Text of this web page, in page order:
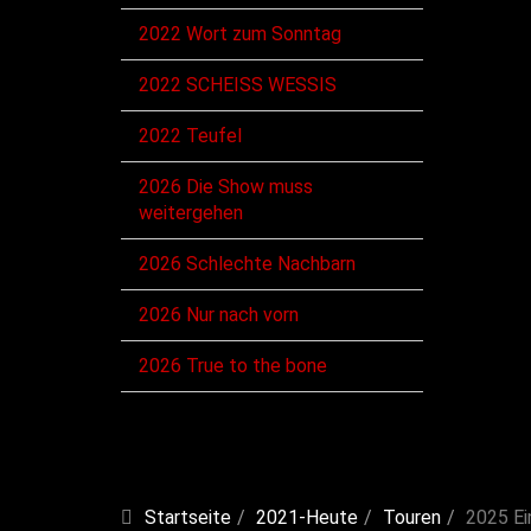
2022 Wort zum Sonntag
2022 SCHEISS WESSIS
2022 Teufel
2026 Die Show muss
weitergehen
2026 Schlechte Nachbarn
2026 Nur nach vorn
2026 True to the bone
Startseite 2021-Heute Touren 2025